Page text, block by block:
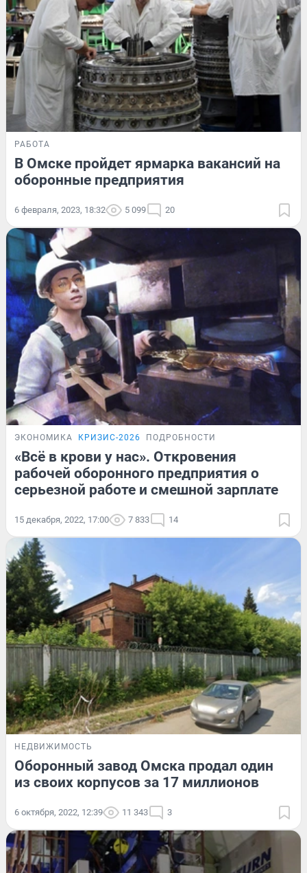
РАБОТА
В Омске пройдет ярмарка вакансий на
оборонные предприятия
6 февраля, 2023, 18:32 5 099 20
ЭКОНОМИКА КРИЗИС-2026 ПОДРОБНОСТИ
«Всё в крови у нас». Откровения
рабочей оборонного предприятия о
серьезной работе и смешной зарплате
15 декабря, 2022, 17:00 7 833 14
НЕДВИЖИМОСТЬ
Оборонный завод Омска продал один
из своих корпусов за 17 миллионов
6 октября, 2022, 12:39 11 343 3